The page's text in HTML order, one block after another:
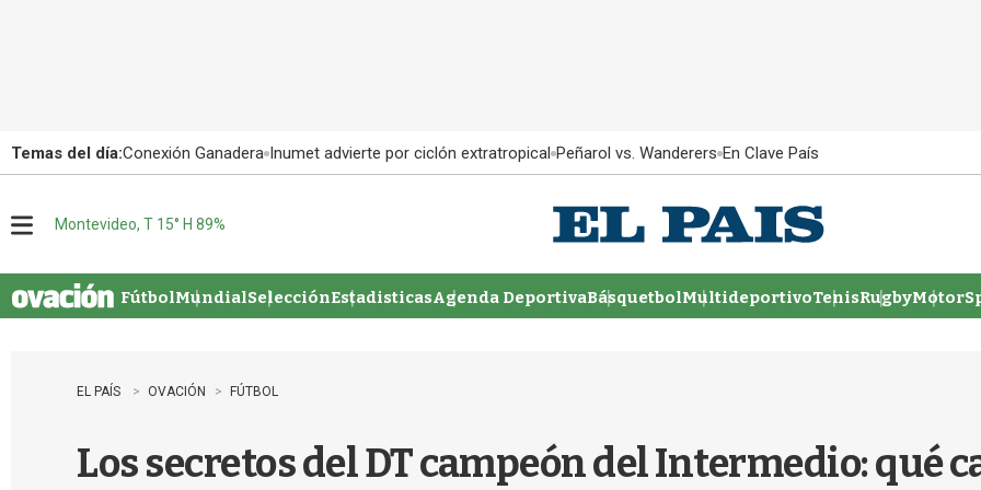
Temas del día:Conexión Ganadera Inumet advierte por ciclón extratropical Peñarol vs. Wanderers En Clave País
u
Montevideo, T 15° H 89%
FútbolMundialSelecciónEstadisticasAgenda DeportivaBásquetbolMultideportivoTenisRugby
EL PAÍS OVACIÓN FÚTBOL
Los secretos del DT campeón del Intermedio: qué